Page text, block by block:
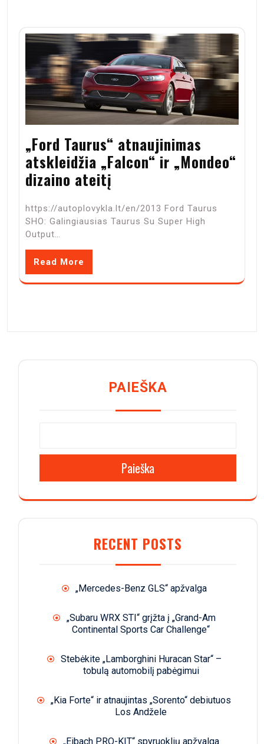
„Ford Taurus“ atnaujinimas
atskleidžia „Falcon“ ir „Mondeo“
dizaino ateitį
https://autoplovykla.lt/en/2013 Ford Taurus
SHO: Galingiausias Taurus Su Super High
Output…
Read More
PAIEŠKA
Paieška
RECENT POSTS
„Mercedes-Benz GLS“ apžvalga
„Subaru WRX STI“ grįžta į „Grand-Am
Continental Sports Car Challenge“
Stebėkite „Lamborghini Huracan Star“ –
tobulą automobilį pabėgimui
„Kia Forte“ ir atnaujintas „Sorento“ debiutuos
Los Andžele
„Eibach PRO-KIT“ spyruoklių apžvalga